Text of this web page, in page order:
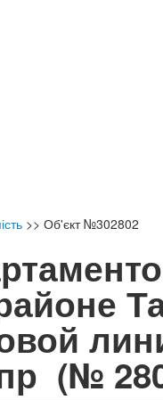
>> Об'єкт №302802
(№